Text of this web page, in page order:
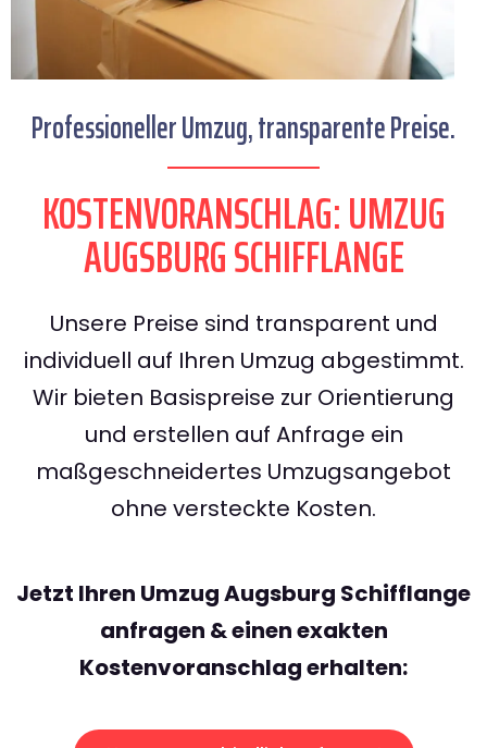
Professioneller Umzug, transparente Preise.
KOSTENVORANSCHLAG: UMZUG
AUGSBURG SCHIFFLANGE
Unsere Preise sind transparent und
individuell auf Ihren Umzug abgestimmt.
Wir bieten Basispreise zur Orientierung
und erstellen auf Anfrage ein
maßgeschneidertes Umzugsangebot
ohne versteckte Kosten.
Jetzt Ihren Umzug Augsburg Schifflange
anfragen & einen exakten
Kostenvoranschlag erhalten: